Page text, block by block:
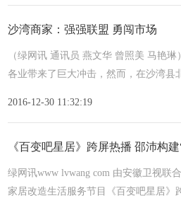
沙湾商家：强强联盟 勇闯市场
（绿网讯 通讯员 燕文华 曾照美 马艳
各业带来了巨大冲击，然而，在沙湾县
2016-12-30 11:32:19
《百变吧星居》跨屏热播 邵沛构
绿网讯www lvwang com 由安徽卫视联
家居改造生活服务节目《百变吧星居》